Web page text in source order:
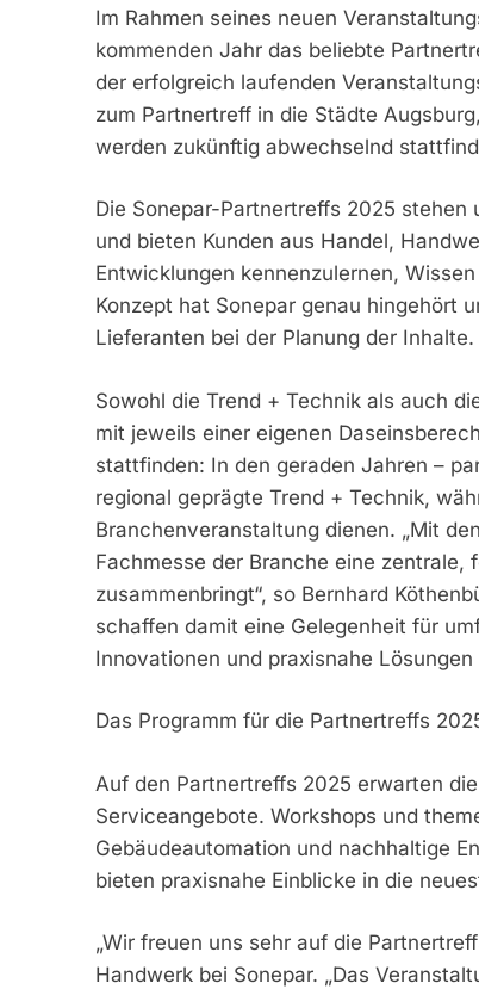
Im Rahmen seines neuen
kommenden Jahr das beliebte
der erfolgreich laufenden
zum Partnertreff in die Städte
werden zukünftig abwechselnd
Die Sonepar-Partnertreffs 2025 stehen
und bieten Kunden aus Handel,
Entwicklungen kennenzulernen,
Konzept hat Sonepar genau hingehört
Lieferanten bei der Planung der Inhalte.
Sowohl die Trend + Technik als auch
mit jeweils einer eigenen
stattfinden: In den geraden Jahren –
regional geprägte Trend + Technik,
Branchenveranstaltung dienen. „Mit
Fachmesse der Branche eine zentrale,
zusammenbringt“, so Bernhard
schaffen damit eine Gelegenheit für
Innovationen und praxisnahe
Das Programm für die Partnertreffs
Auf den Partnertreffs 2025 erwarten
Serviceangebote. Workshops und
Gebäudeautomation und nachhaltige
bieten praxisnahe Einblicke in die
„Wir freuen uns sehr auf die
Handwerk bei Sonepar. „Das